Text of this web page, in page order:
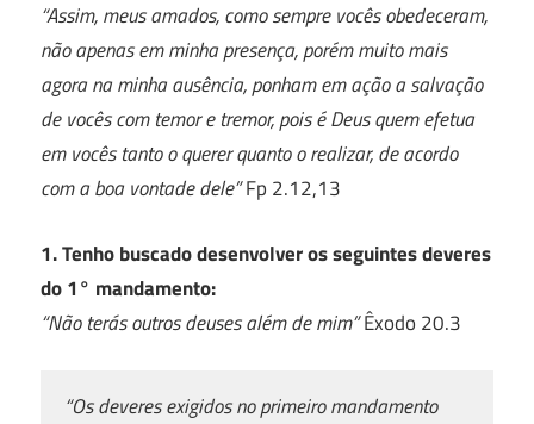
“Assim, meus amados, como sempre vocês obedeceram,
não apenas em minha presença, porém muito mais
agora na minha ausência, ponham em ação a salvação
de vocês com temor e tremor, pois é Deus quem efetua
em vocês tanto o querer quanto o realizar, de acordo
com a boa vontade dele”Fp 2.12,13
1. Tenho buscado desenvolver os seguintes deveres
do 1° mandamento:
“Não terás outros deuses além de mim”Êxodo 20.3
“Os deveres exigidos no primeiro mandamento